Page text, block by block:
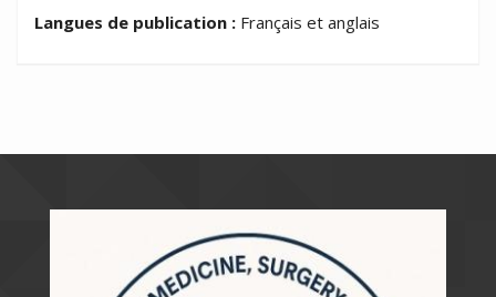
Langues de publication : Français et anglais